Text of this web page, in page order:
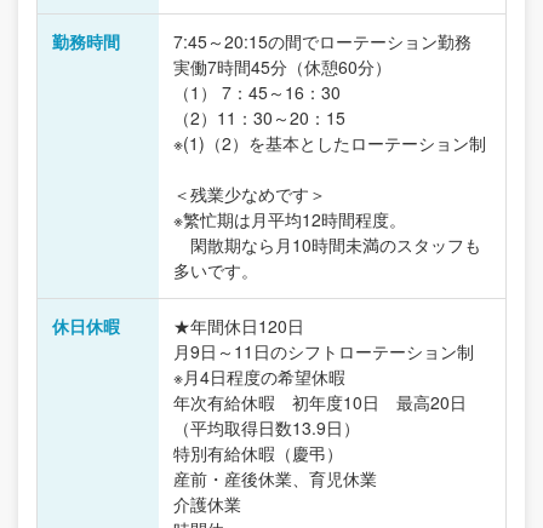
勤務時間
7:45～20:15の間でローテーション勤務
実働7時間45分（休憩60分）
（1） 7：45～16：30
（2）11：30～20：15
※(1)（2）を基本としたローテーション制
＜残業少なめです＞
※繁忙期は月平均12時間程度。
閑散期なら月10時間未満のスタッフも
多いです。
休日休暇
★年間休日120日
月9日～11日のシフトローテーション制
※月4日程度の希望休暇
年次有給休暇 初年度10日 最高20日
（平均取得日数13.9日）
特別有給休暇（慶弔）
産前・産後休業、育児休業
介護休業